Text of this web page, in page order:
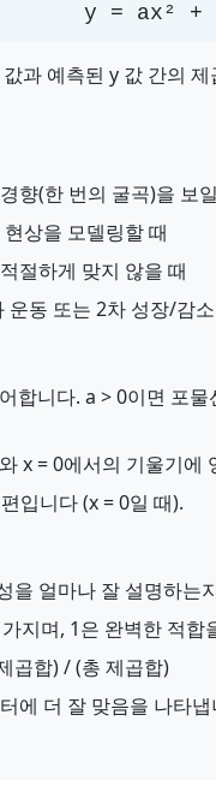
y = ax² +
과 예측된 y 값 간의
향(한 번의 굴곡)을 보
상을 모델링할 때
절하게 맞지 않을 때
운동 또는 2차 성장/감
합니다. a > 0이면 포
x = 0에서의 기울기에
입니다 (x = 0일 때).
을 얼마나 잘 설명하는
지며, 1은 완벽한 적합
곱합) / (총 제곱합)
에 더 잘 맞음을 나타